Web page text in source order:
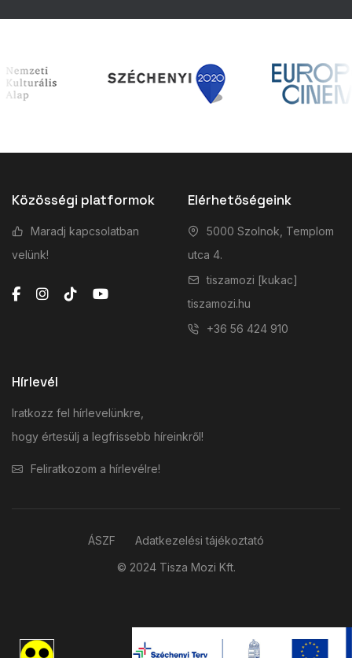
Közösségi platformok
Maradj kapcsolatban
velünk!
Elérhetőségeink
5000 Szolnok, Templom
utca 4.
tiszamozi [kukac]
tiszamozi.hu
+36 56 424 910
Hírlevél
Iratkozz fel hírlevelünkre,
hogy értesülj a legfrissebb híreinkről!
Feliratkozom a hírlevélre!
© 2024 Tisza Mozi Kft.
ÁSZF Adatkezelési tájékoztató